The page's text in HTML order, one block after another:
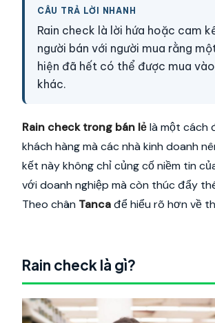
CÂU TRẢ LỜI NHANH
Rain check là lời hứa hoặc cam
người bán với người mua rằng
hiện đã hết có thể được mua
khác.
Rain check trong bán lẻlà một cách
khách hàng mà các nhà kinh doanh
kết này không chỉ củng cố niềm tin
với doanh nghiệp mà còn thúc đẩy
Theo chân Tancađể hiểu rõ hơn về
Rain check là gì?